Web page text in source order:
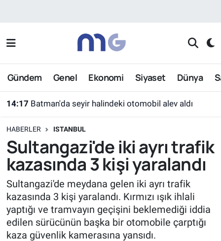
Gündem Genel Ekonomi Siyaset Dünya
14:17 Batman'da seyir halindeki otomobil alev aldı
HABERLER ISTANBUL
Sultangazi'de iki ayrı trafik
kazasında 3 kişi yaralandı
Sultangazi'de meydana gelen iki ayrı trafik
kazasında 3 kişi yaralandı. Kırmızı ışık ihlali
yaptığı ve tramvayın geçişini beklemediği iddia
edilen sürücünün başka bir otomobile çarptığı
kaza güvenlik kamerasına yansıdı.
Nöbetçi Eczaneler
Hava Durumu
Süper Lig Puan Durumu ve Fikstür
Tüm Manşetler
Son Dakika Haberleri
Haber Arşivi